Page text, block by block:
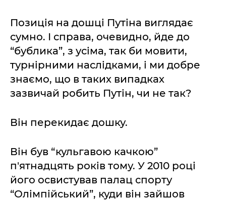
Позиція на дошці Путіна виглядає
сумно. І справа, очевидно, йде до
“бублика”, з усіма, так би мовити,
турнірними наслідками, і ми добре
знаємо, що в таких випадках
зазвичай робить Путін, чи не так?
Він перекидає дошку.
Він був “кульгавою качкою”
п'ятнадцять років тому. У 2010 році
його освистував палац спорту
“Олімпійський”, куди він зайшов